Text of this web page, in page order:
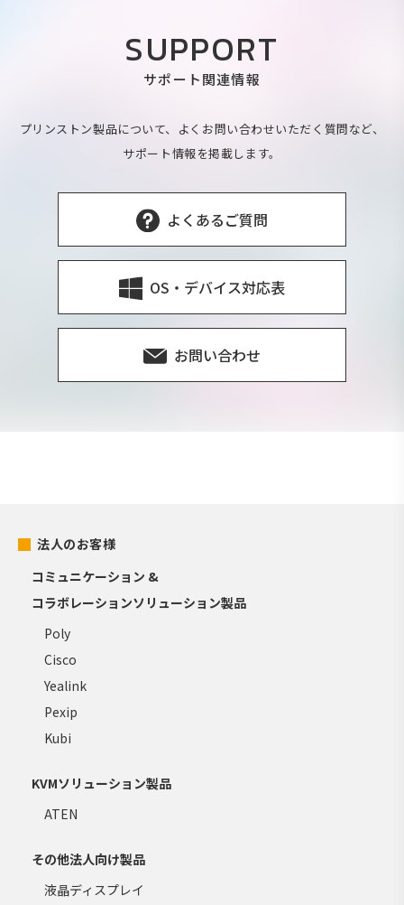
SUPPORT
サポート関連情報
プリンストン製品について、よくお問い合わせいただく質問など、
サポート情報を掲載します。
よくあるご質問
OS・デバイス対応表
お問い合わせ
法人のお客様
コミュニケーション &
コラボレーションソリューション製品
Poly
Cisco
Yealink
Pexip
Kubi
KVMソリューション製品
ATEN
その他法人向け製品
液晶ディスプレイ